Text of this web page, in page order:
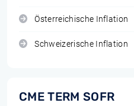
Österreichische Inflation
Schweizerische Inflation
CME TERM SOFR